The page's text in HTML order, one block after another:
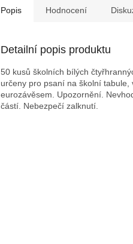
Popis Hodnocení
Detailní popis produktu
50 kusů školních bílých
určeny pro psaní na školní
eurozávěsem. Upozornění.
částí. Nebezpečí zalknutí.